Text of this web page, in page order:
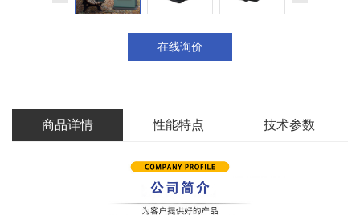
在线询价
商品详情 性能特点 技术参数